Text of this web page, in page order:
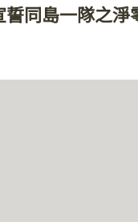
同島一隊之淨